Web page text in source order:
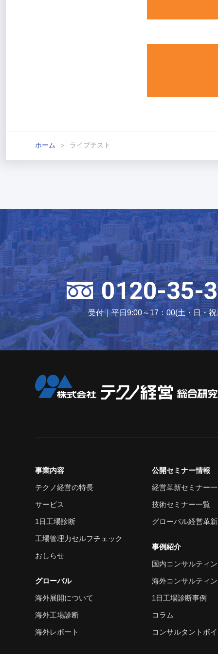
ホーム ライブテスト
0120-35-
受付｜平日9:00～17：00(土・日・
事業内容
テクノ経営の特長
サービス
1日工場診断
工場管理力セルフチェック
おしらせ
グローバル
海外展開について
海外工場診断
海外レポート
公開セミナー情報
経営革新セミナー
技術セミナー一覧
グローバル経営革
事例紹介
国内コンサルティ
海外コンサルティ
1日工場診断事例
コラム
コンサルタントボ